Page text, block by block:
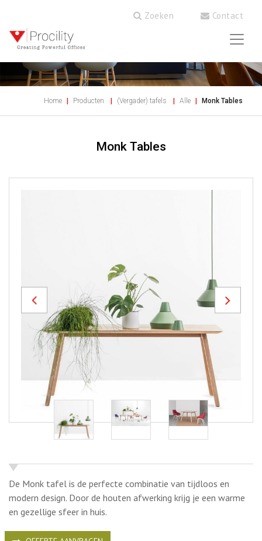
Zoeken Contact
Home Producten (Vergader) tafels Alle Monk Tables
Monk Tables
De Monk tafel is de perfecte combinatie van tijdloos en
modern design. Door de houten afwerking krijg je een warme
en gezellige sfeer in huis.
OFFERTE AANVRAGEN
Meer informatie